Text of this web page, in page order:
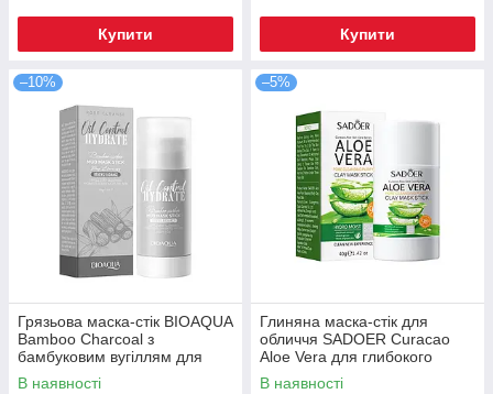
Купити Купити
–10%
Грязьова маска-стік BIOAQUA
Bamboo Charcoal з
бамбуковим вугіллям для
проблемної шкіри 40 г
В наявності
–5%
Глиняна маска-стік для
обличчя SADOER Curacao
Aloe Vera для глибокого
очищення пор 40 г
В наявності